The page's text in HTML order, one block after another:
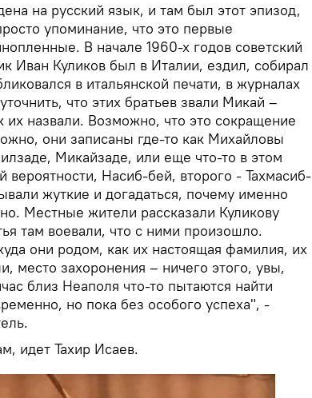
на русский язык, и там был этот эпизод,
упоминание, что это первые
В начале 1960-х годов советский
Иван Куликов был в Италии, ездил, собирал
в итальянской печати, в журналах
что этих братьев звали Микай –
их назвали. Возможно, что это сокращение
они записаны где-то как Михайловы
Микайзаде, или еще что-то в этом
вероятности, Насиб-бей, второго - Тахмасиб-
жуткие и догадаться, почему именно
Местные жители рассказали Куликову
там воевали, что с ними произошло.
они родом, как их настоящая фамилия, их
место захоронения – ничего этого, увы,
близ Неаполя что-то пытаются найти
но пока без особого успеха", -
идет Тахир Исаев.